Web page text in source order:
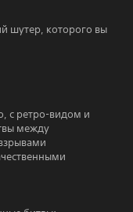
шутер, которого вы
с ретро-видом и
между